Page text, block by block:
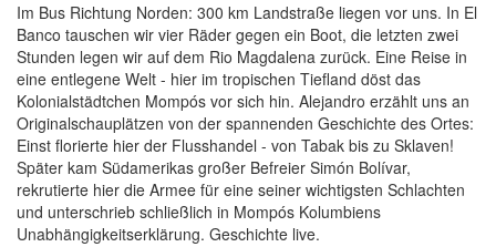
Im Bus Richtung Norden: 300 km Landstraße liegen vor uns. In El
Banco tauschen wir vier Räder gegen ein Boot, die letzten zwei
Stunden legen wir auf dem Rio Magdalena zurück. Eine Reise in
eine entlegene Welt - hier im tropischen Tiefland döst das
Kolonialstädtchen Mompós vor sich hin. Alejandro erzählt uns an
Originalschauplätzen von der spannenden Geschichte des Ortes:
Einst florierte hier der Flusshandel - von Tabak bis zu Sklaven!
Später kam Südamerikas großer Befreier Simón Bolívar,
rekrutierte hier die Armee für eine seiner wichtigsten Schlachten
und unterschrieb schließlich in Mompós Kolumbiens
Unabhängigkeitserklärung. Geschichte live.